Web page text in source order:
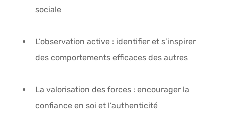
sociale
L’observation active : identifier et s’inspirer
des comportements efficaces des autres
La valorisation des forces : encourager la
confiance en soi et l’authenticité